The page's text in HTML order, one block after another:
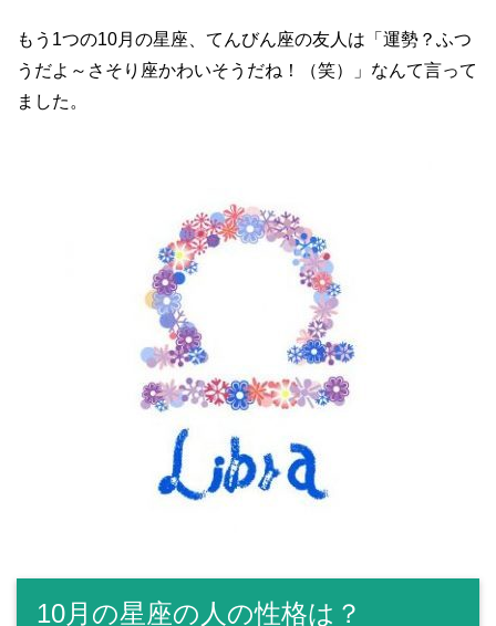
もう1つの10月の星座、てんびん座の友人は「運勢？ふつ
うだよ～さそり座かわいそうだね！（笑）」なんて言って
ました。
10月の星座の人の性格は？